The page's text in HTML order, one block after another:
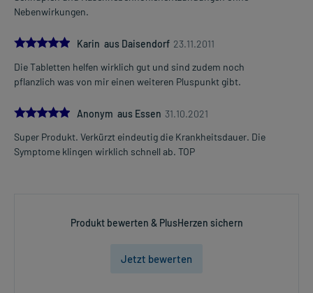
Nebenwirkungen.
5.0
Karin aus Daisendorf 23.11.2011
Die Tabletten helfen wirklich gut und sind zudem noch
pflanzlich was von mir einen weiteren Pluspunkt gibt.
5.0Anonym aus Essen 31.10.2021
Super Produkt. Verkürzt eindeutig die Krankheitsdauer. Die
Symptome klingen wirklich schnell ab. TOP
Produkt bewerten & PlusHerzen sichern
Jetzt bewerten